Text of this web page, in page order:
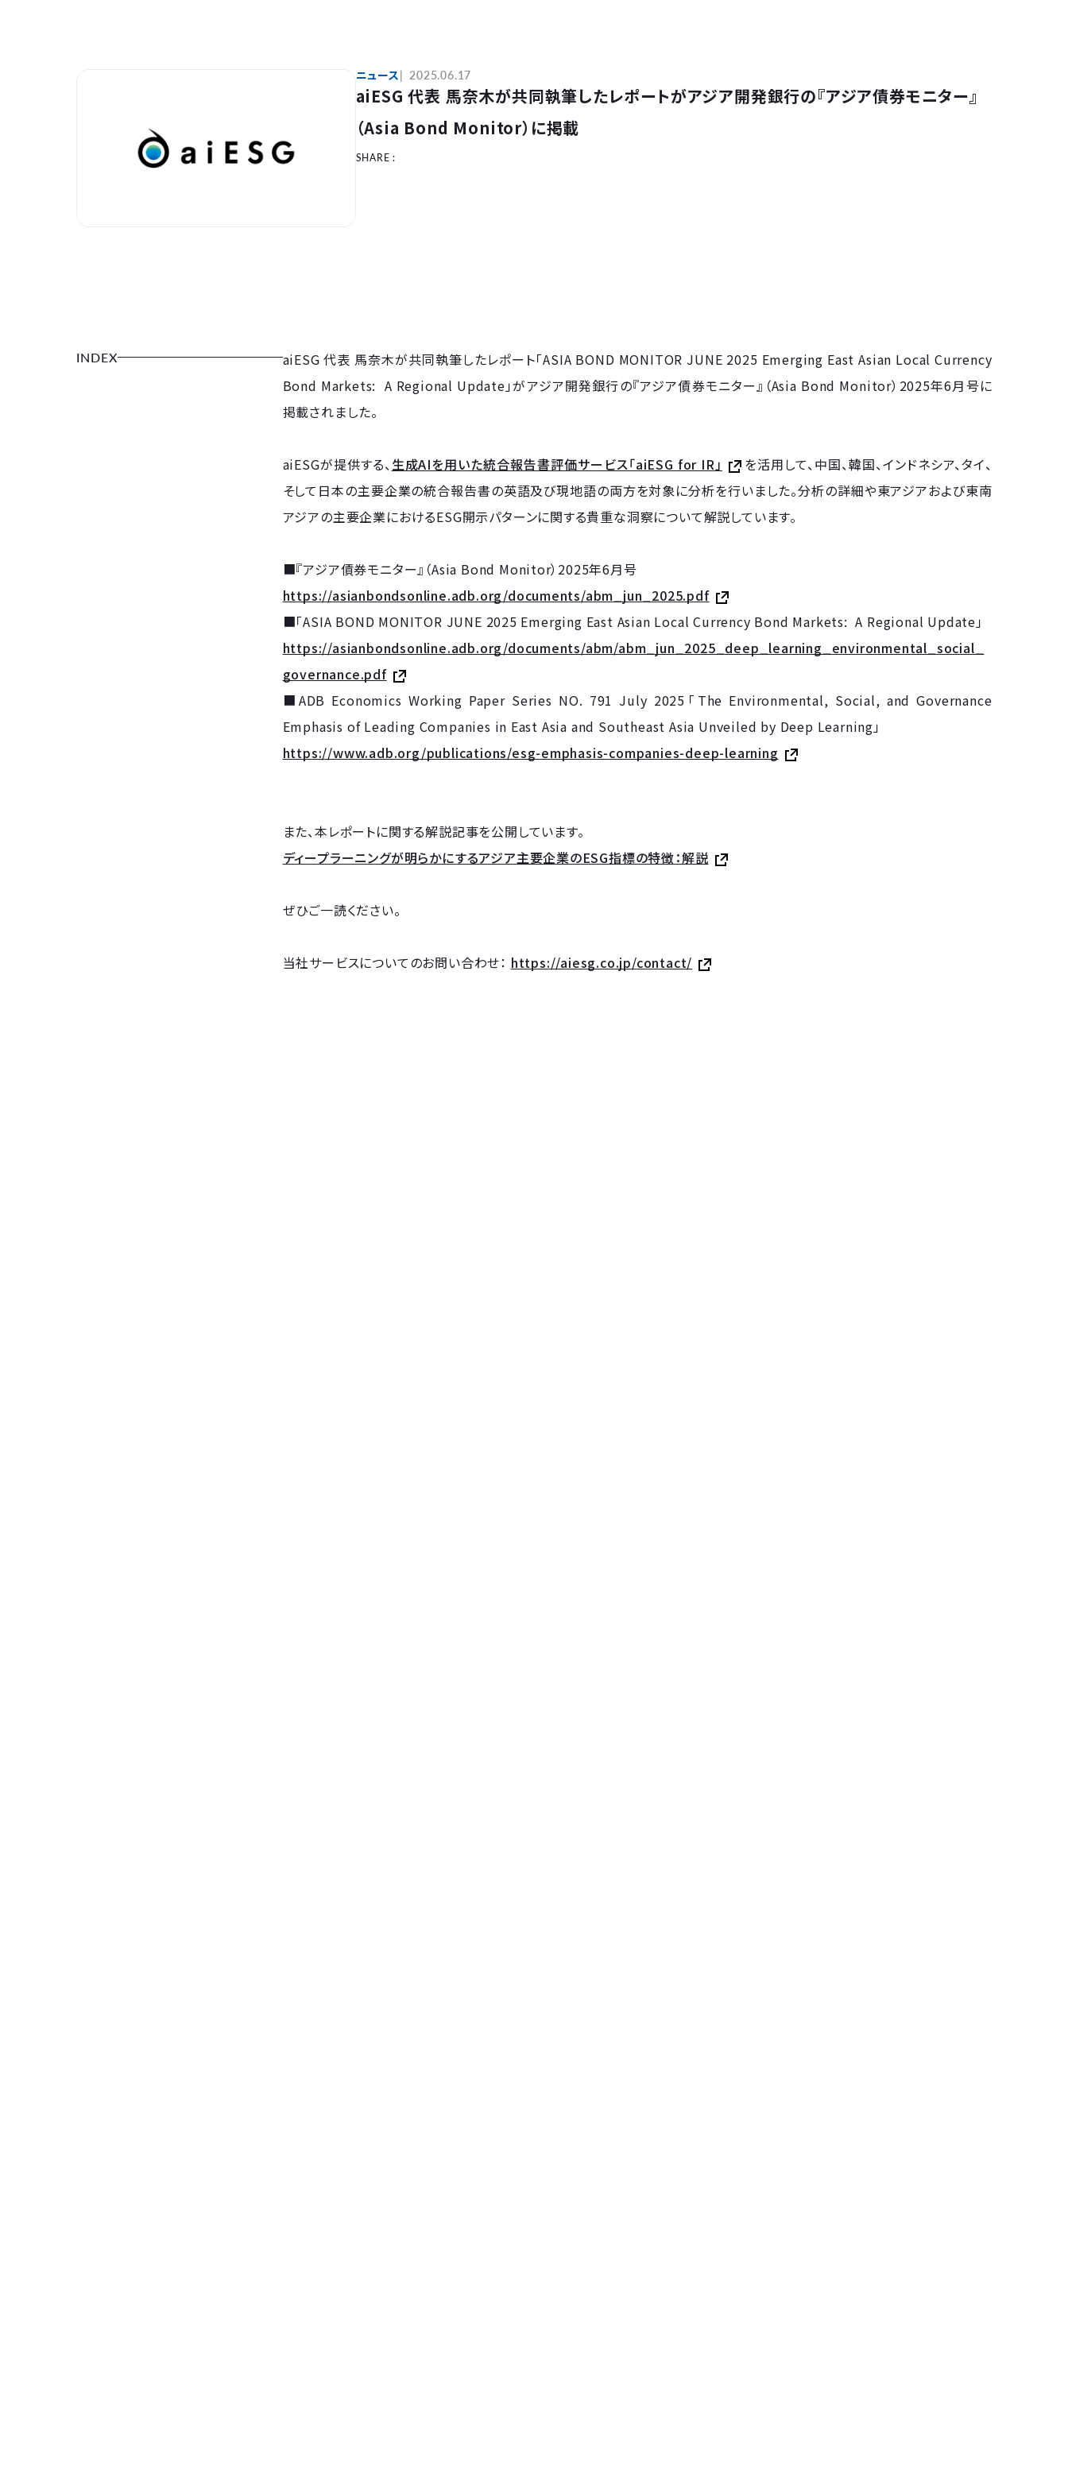
ニュース 2025.06.17
aiESG 代表 馬奈木が共同執筆したレポートがアジア開発銀行の『アジア債券モニター』
（Asia Bond Monitor）に掲載
SHARE :
INDEX
aiESG 代表 馬奈木が共同執筆したレポート「ASIA BOND MONITOR JUNE 2025 Emerging East Asian Local Currency
Bond Markets: A Regional Update」がアジア開発銀行の『アジア債券モニター』（Asia Bond Monitor）2025年6月号に
掲載されました。
aiESGが提供する、生成AIを用いた統合報告書評価サービス「aiESG for IR」
を活用して、中国、韓国、インドネシア、タイ、
そして日本の主要企業の統合報告書の英語及び現地語の両方を対象に分析を行いました。分析の詳細や東アジアおよび東南
アジアの主要企業におけるESG開示パターンに関する貴重な洞察について解説しています。
■『アジア債券モニター』（Asia Bond Monitor）2025年6月号
https://asianbondsonline.adb.org/documents/abm_jun_2025.pdf
■「ASIA BOND MONITOR JUNE 2025 Emerging East Asian Local Currency Bond Markets: A Regional Update」
https://asianbondsonline.adb.org/documents/abm/abm_jun_2025_deep_learning_environmental_social_
governance.pdf
■ADB Economics Working Paper Series NO. 791 July 2025「The Environmental, Social, and Governance
Emphasis of Leading Companies in East Asia and Southeast Asia Unveiled by Deep Learning」
https://www.adb.org/publications/esg-emphasis-companies-deep-learning
また、本レポートに関する解説記事を公開しています。
ディープラーニングが明らかにするアジア主要企業のESG指標の特徴：解説
ぜひご一読ください。
当社サービスについてのお問い合わせ： https://aiesg.co.jp/contact/